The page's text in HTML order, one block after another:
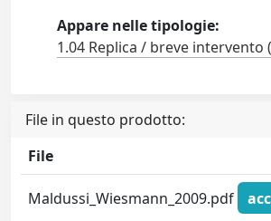
Appare nelle tipologie:
1.04 Replica / breve intervento
File in questo prodotto:
File
Maldussi_Wiesmann_2009.pdf